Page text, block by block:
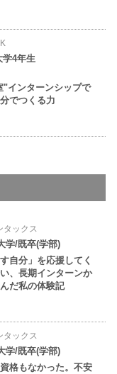
学4年生
"インターンシップで
でつくる力
タックス
学/既卒(学部)
自分」を応援してく
、長期インターンか
だ私の体験記
タックス
学/既卒(学部)
格もなかった。不安